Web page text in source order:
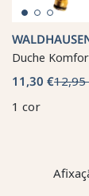
Duche
11,30 €12,95
1 cor